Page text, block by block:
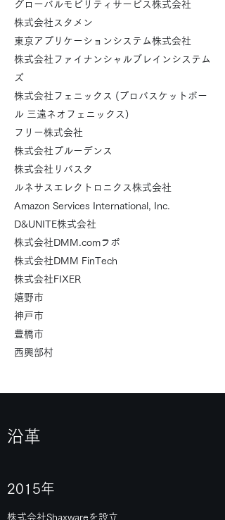
グローバルモビリティサービス株式会社
株式会社スタメン
東京アプリケーションシステム株式会社
株式会社ファイナンシャルブレインシステム
ズ
株式会社フェニックス (プロバスケットボー
ル 三遠ネオフェニックス)
フリー株式会社
株式会社プルーデンス
株式会社リバスタ
ルネサスエレクトロニクス株式会社
Amazon Services International, Inc.
D&UNITE株式会社
株式会社DMM.comラボ
株式会社DMM FinTech
株式会社FIXER
嬉野市
神戸市
豊橋市
西興部村
​沿革
2015年
株式会社Shaxwareを設立